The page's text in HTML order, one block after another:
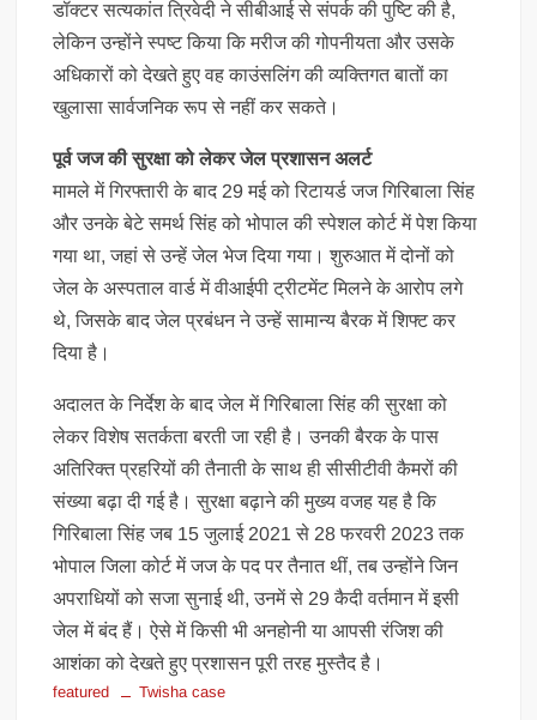
डॉक्टर सत्यकांत त्रिवेदी ने सीबीआई से संपर्क की पुष्टि की है,
लेकिन उन्होंने स्पष्ट किया कि मरीज की गोपनीयता और उसके
अधिकारों को देखते हुए वह काउंसलिंग की व्यक्तिगत बातों का
खुलासा सार्वजनिक रूप से नहीं कर सकते।
पूर्व जज की सुरक्षा को लेकर जेल प्रशासन अलर्ट
मामले में गिरफ्तारी के बाद 29 मई को रिटायर्ड जज गिरिबाला सिंह
और उनके बेटे समर्थ सिंह को भोपाल की स्पेशल कोर्ट में पेश किया
गया था, जहां से उन्हें जेल भेज दिया गया। शुरुआत में दोनों को
जेल के अस्पताल वार्ड में वीआईपी ट्रीटमेंट मिलने के आरोप लगे
थे, जिसके बाद जेल प्रबंधन ने उन्हें सामान्य बैरक में शिफ्ट कर
दिया है।
अदालत के निर्देश के बाद जेल में गिरिबाला सिंह की सुरक्षा को
लेकर विशेष सतर्कता बरती जा रही है। उनकी बैरक के पास
अतिरिक्त प्रहरियों की तैनाती के साथ ही सीसीटीवी कैमरों की
संख्या बढ़ा दी गई है। सुरक्षा बढ़ाने की मुख्य वजह यह है कि
गिरिबाला सिंह जब 15 जुलाई 2021 से 28 फरवरी 2023 तक
भोपाल जिला कोर्ट में जज के पद पर तैनात थीं, तब उन्होंने जिन
अपराधियों को सजा सुनाई थी, उनमें से 29 कैदी वर्तमान में इसी
जेल में बंद हैं। ऐसे में किसी भी अनहोनी या आपसी रंजिश की
आशंका को देखते हुए प्रशासन पूरी तरह मुस्तैद है।
featured Twisha case